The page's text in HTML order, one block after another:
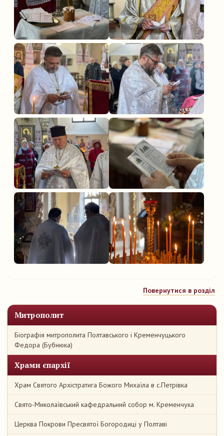
Митрополит
Біографія митрополита Полтавського і Кременчуцького
Федора (Бубнюка)
Храми єпархії
Храм Святого Архістратига Божого Михаїла в с.Петрівка
Свято-Миколаївський кафедральний собор м. Кременчука
Церква Покрови Пресвятої Богородиці у Полтаві
Повернутися в розділ